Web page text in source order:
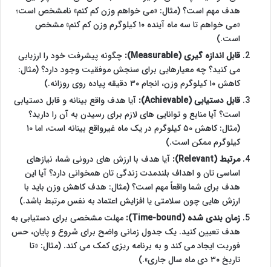
هدف مهم است؟ (مثال: «می خواهم وزن کم کنم» نامشخص است؛
«می خواهم تا سه ماه آینده ۱۰ کیلوگرم وزن کم کنم» مشخص
است.)
قابل اندازه گیری (Measurable):
چگونه پیشرفت خود را ارزیابی
می کنید؟ چه معیارهایی برای سنجش موفقیت وجود دارد؟ (مثال:
کاهش ۱۰ کیلوگرم وزن، انجام ۳۰ دقیقه پیاده روی روزانه.)
قابل دستیابی (Achievable):
آیا هدف واقع بینانه و قابل دستیابی
است؟ آیا منابع و توانایی های لازم برای رسیدن به آن را دارید؟
(مثال: کاهش ۵۰ کیلوگرم در یک ماه غیرواقع بینانه است، اما ۱۰
کیلوگرم ممکن است.)
مرتبط (Relevant):
آیا هدف با ارزش های درونی شما، نیازهای
اساسی تان و اهداف بلندمدت زندگی تان همخوانی دارد؟ آیا این
هدف برای شما واقعاً مهم است؟ (مثال: هدف کاهش وزن باید با
ارزش هایی چون سلامتی یا افزایش اعتماد به نفس مرتبط باشد.)
زمان بندی شده (Time-bound):
مهلت مشخصی برای دستیابی به
هدف تعیین کنید. یک جدول زمانی واضح برای شروع و پایان، حس
فوریت ایجاد می کند و به برنامه ریزی کمک می کند. (مثال: «تا
تاریخ ۳۰ دی ماه سال جاری».)